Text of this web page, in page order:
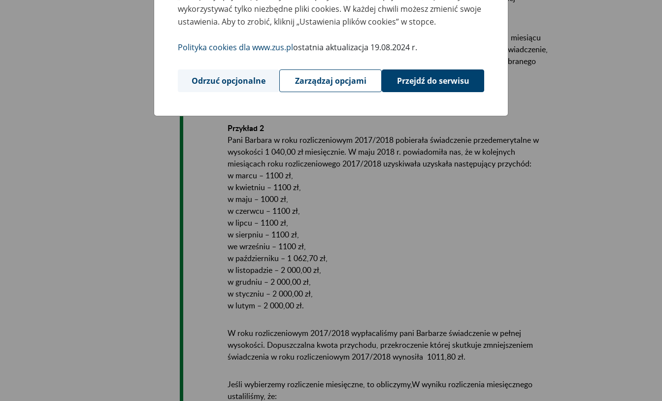
wysokości, to przysługuje Ci wyrównanie.
Świadczenie lub zasiłek przedemerytalny zawiesimy wtedy, gdy Twój przychód w danym miesiącu
przekroczył graniczną kwotę.Jeżeli w miesiącu, w którym powinieneś mieć zawieszone świadczenie,
dostawałeś je w pełnej lub zmniejszonej wysokości, to ustalimy Ci kwotę nienależnie pobranego
Przykład 2
Pani Barbara w roku rozliczeniowym 2017/2018 pobierała świadczenie przedemerytalne w
wysokości 1 040,00 zł miesięcznie. W maju 2018 r. powiadomiła nas, że w kolejnych
miesiącach roku rozliczeniowego 2017/2018 uzyskiwała uzyskała następujący przychód:
w marcu – 1100 zł,
w kwietniu – 1100 zł,
w maju – 1000 zł,
w czerwcu – 1100 zł,
w lipcu – 1100 zł,
w sierpniu – 1100 zł,
we wrześniu – 1100 zł,
w październiku – 1 062,70 zł,
w listopadzie – 2 000,00 zł,
w grudniu – 2 000,00 zł,
w styczniu – 2 000,00 zł,
w lutym – 2 000,00 zł.
W roku rozliczeniowym 2017/2018 wypłacaliśmy pani Barbarze świadczenie w pełnej
wysokości. Dopuszczalna kwota przychodu, przekroczenie której skutkuje zmniejszeniem
świadczenia w roku rozliczeniowym 2017/2018 wynosiła 1011,80 zł.
Jeśli wybierzemy rozliczenie miesięczne, to obliczymy,W wyniku rozliczenia miesięcznego
ustaliliśmy, że:
wykorzystywać tylko niezbędne pliki cookies. W każdej chwili możesz zmienić swoje
ustawienia. Aby to zrobić, kliknij „Ustawienia plików cookies” w stopce.
Polityka cookies dla www.zus.plostatnia aktualizacja 19.08.2024 r.
Odrzuć opcjonalne Zarządzaj opcjami Przejdź do serwisu